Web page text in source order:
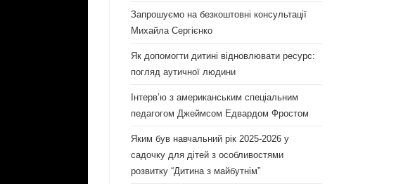
Запрошуємо на безкоштовні консультації
Михайла Сергієнко
Як допомогти дитині відновлювати ресурс:
погляд аутичної людини
Інтерв’ю з американським спеціальним
педагогом Джеймсом Едвардом Фростом
Яким був навчальний рік 2025-2026 у
садочку для дітей з особливостями
розвитку “Дитина з майбутнім”